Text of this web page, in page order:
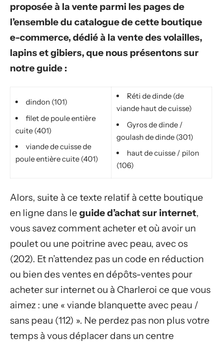
proposée à la vente parmi les pages de
l’ensemble du catalogue de cette boutique
e-commerce, dédié à la vente des volailles,
lapins et gibiers, que nous présentons sur
notre guide :
dindon (101)
filet de poule entière
cuite (401)
viande de cuisse de
poule entière cuite (401)
Réti de dinde (de
viande haut de cuisse)
Gyros de dinde /
goulash de dinde (301)
haut de cuisse / pilon
(106)
Alors, suite à ce texte relatif à cette boutique
en ligne dans le guide d’achat sur internet,
vous savez comment acheter et où avoir un
poulet ou une poitrine avec peau, avec os
(202). Et n’attendez pas un code en réduction
ou bien des ventes en dépôts-ventes pour
acheter sur internet ou à Charleroi ce que vous
aimez : une « viande blanquette avec peau /
sans peau (112) ». Ne perdez pas non plus votre
temps à vous déplacer dans un centre